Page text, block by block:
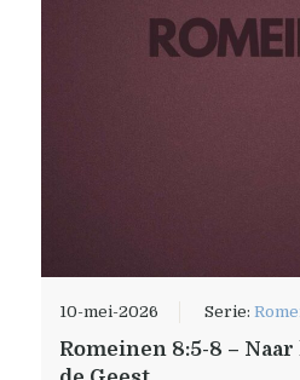
10-mei-2026 Serie:
Romeinen 8:5-8 –